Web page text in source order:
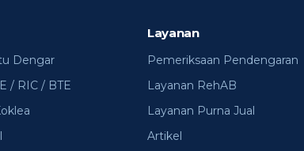
Dengar
/ RIC / BTE
Layanan
Pemeriksaan Pendengaran
Layanan RehAB
Layanan Purna Jual
Artikel